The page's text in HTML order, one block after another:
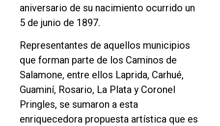
aniversario de su nacimiento ocurrido un
5 de junio de 1897.
Representantes de aquellos municipios
que forman parte de los Caminos de
Salamone, entre ellos Laprida, Carhué,
Guaminí, Rosario, La Plata y Coronel
Pringles, se sumaron a esta
enriquecedora propuesta artística que es